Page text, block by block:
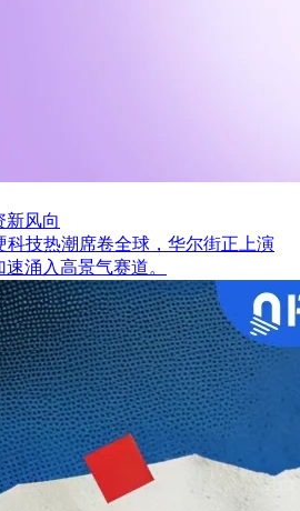
新风向
技热潮席卷全球，华尔街正上演
涌入高景气赛道。